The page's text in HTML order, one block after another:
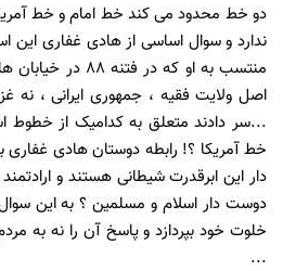
دو خط محدود می کند خط امام و خط
ندارد و سوال اساسی از هادی غفاری
منتسب به او که در
اصل ولایت فقیه ، جمهوری ایرانی ، نه
...سر دادند متعلق به کدامیک از خطوط
خط آمریکا ؟! رابطه دوستان هادی
دار این ابرقدرت شیطانی هستند و
دوست دار اسلام و مسلمین ؟ به این
خلوت خود بپردازد و پاسخ آن را نه به
...